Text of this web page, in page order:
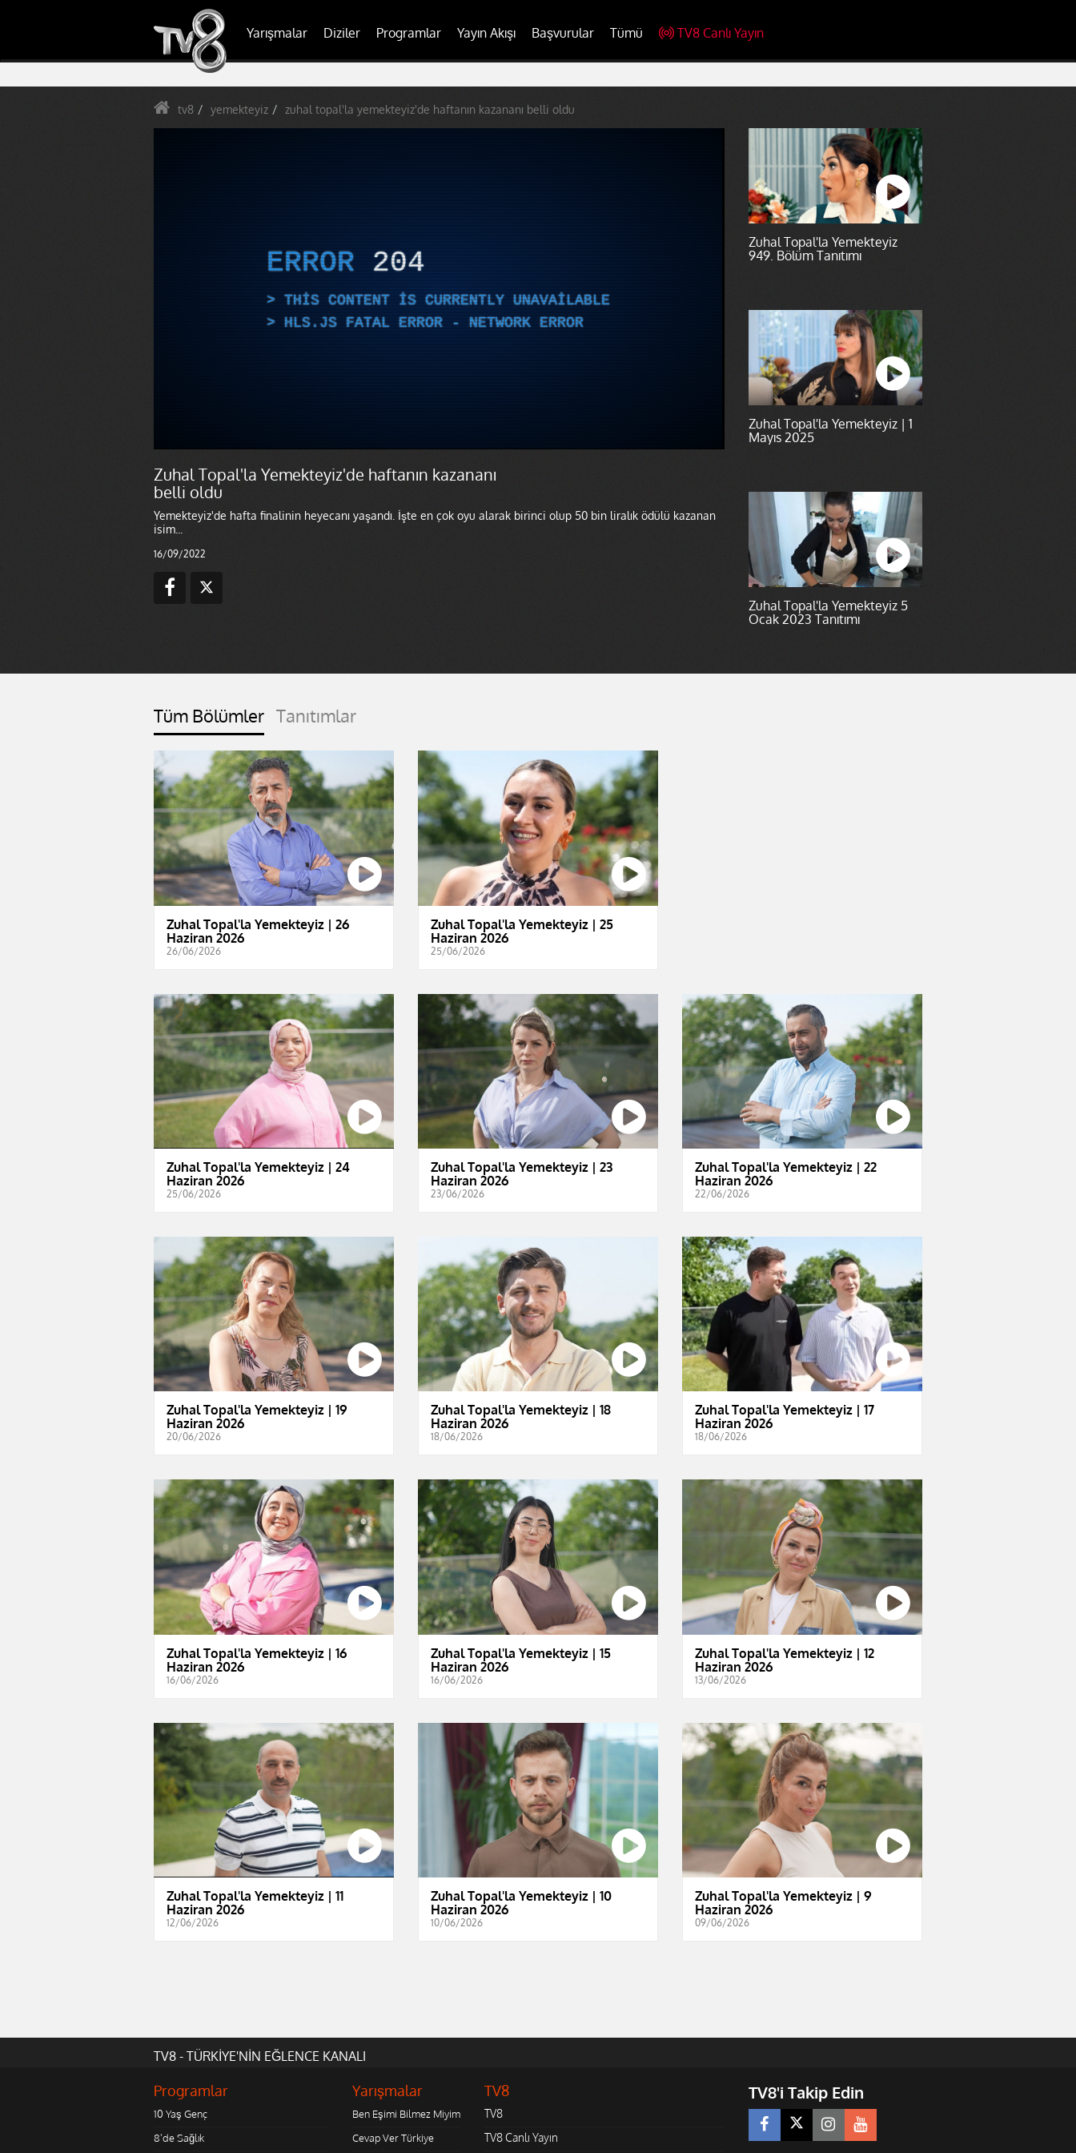
Yarışmalar Diziler Programlar Yayın Akışı Başvurular Tümü TV8 Canlı Yayın
tv8 yemekteyiz zuhal topal'la yemekteyiz'de haftanın kazananı belli oldu
ERROR 204
THIS CONTENT IS CURRENTLY UNAVAILABLE
HLS.JS FATAL ERROR - NETWORK ERROR
Zuhal Topal'la Yemekteyiz'de haftanın kazananı
belli oldu
Yemekteyiz'de hafta finalinin heyecanı yaşandı. İşte en çok oyu alarak birinci olup 50 bin liralık ödülü kazanan
isim...
16/09/2022
Zuhal Topal'la Yemekteyiz
949. Bölüm Tanıtımı
Zuhal Topal'la Yemekteyiz | 1
Mayıs 2025
Zuhal Topal'la Yemekteyiz 5
Ocak 2023 Tanıtımı
Tüm Bölümler Tanıtımlar
Zuhal Topal'la Yemekteyiz | 26
Haziran 2026
26/06/2026
Zuhal Topal'la Yemekteyiz | 25
Haziran 2026
25/06/2026
Zuhal Topal'la Yemekteyiz | 24
Haziran 2026
25/06/2026
Zuhal Topal'la Yemekteyiz | 23
Haziran 2026
23/06/2026
Zuhal Topal'la Yemekteyiz | 22
Haziran 2026
22/06/2026
Zuhal Topal'la Yemekteyiz | 19
Haziran 2026
20/06/2026
Zuhal Topal'la Yemekteyiz | 18
Haziran 2026
18/06/2026
Zuhal Topal'la Yemekteyiz | 17
Haziran 2026
18/06/2026
Zuhal Topal'la Yemekteyiz | 16
Haziran 2026
16/06/2026
Zuhal Topal'la Yemekteyiz | 15
Haziran 2026
16/06/2026
Zuhal Topal'la Yemekteyiz | 12
Haziran 2026
13/06/2026
Zuhal Topal'la Yemekteyiz | 11
Haziran 2026
12/06/2026
Zuhal Topal'la Yemekteyiz | 10
Haziran 2026
10/06/2026
Zuhal Topal'la Yemekteyiz | 9
Haziran 2026
09/06/2026
TV8 - TÜRKİYE'NİN EĞLENCE KANALI
Programlar
10 Yaş Genç
8'de Sağlık
Yarışmalar
Ben Eşimi Bilmez Miyim
Cevap Ver Türkiye
TV8
TV8
TV8 Canlı Yayın
TV8'i Takip Edin